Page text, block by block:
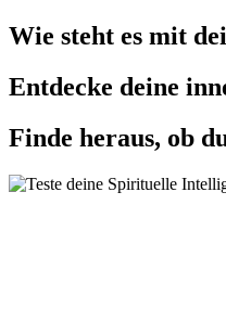
Wie steht es mit
Entdecke deine
Finde heraus, ob